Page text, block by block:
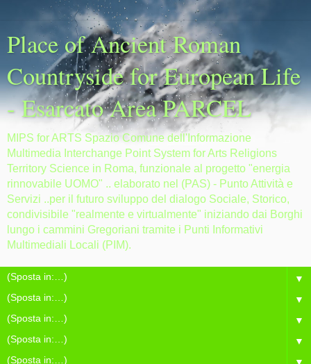
Place of Ancient Roman
Countryside for European Life
- Esarcato Area PARCEL
MIPS for ARTS Spazio Comune dell'Informazione
Multimedia Interchange Point System for Arts Religions
Territory Science in Roma, funzionale al progetto "energia
rinnovabile UOMO" .. elaborato nel (PAS) - Punto Attività e
Servizi ..per il futuro sviluppo del dialogo Sociale, Storico,
condivisibile "realmente e virtualmente" iniziando dai Borghi
lungo i cammini Gregoriani tramite i Punti Informativi
Multimediali Locali (PIM).
▼
▼
▼
▼